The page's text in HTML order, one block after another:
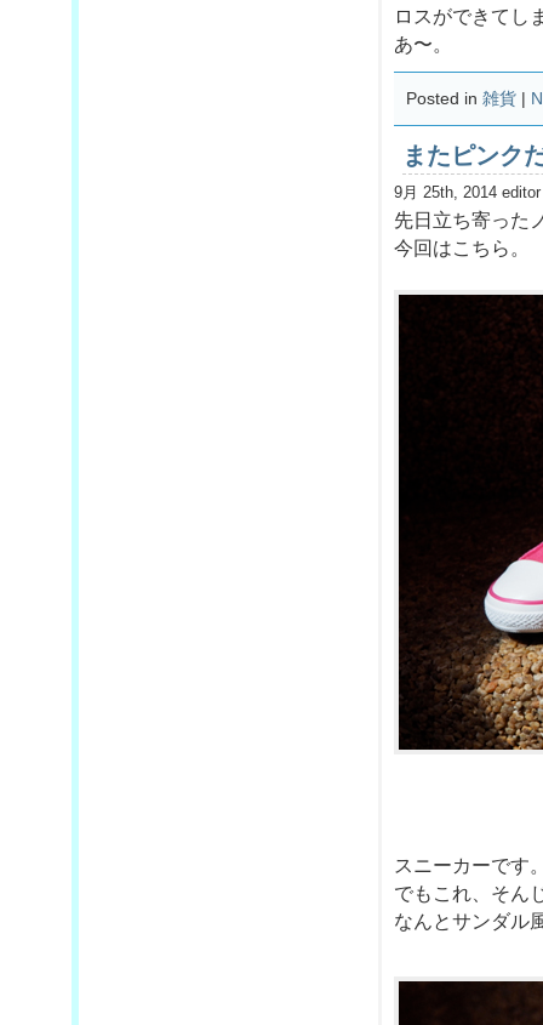
ロスができてし
あ〜。
Posted in 雑貨 |
またピンク
9月 25th, 2014 editor
先日立ち寄った
今回はこちら。
スニーカーです
でもこれ、そん
なんとサンダル